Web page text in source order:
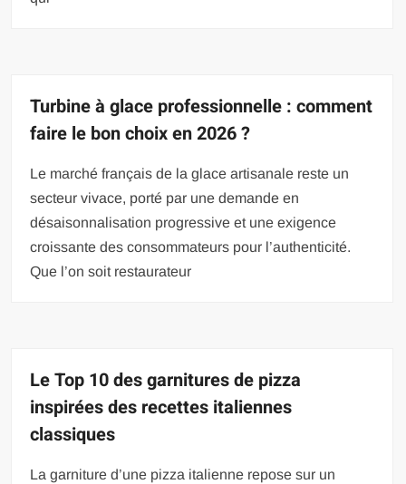
Turbine à glace professionnelle : comment
faire le bon choix en 2026 ?
Le marché français de la glace artisanale reste un
secteur vivace, porté par une demande en
désaisonnalisation progressive et une exigence
croissante des consommateurs pour l’authenticité.
Que l’on soit restaurateur
Le Top 10 des garnitures de pizza
inspirées des recettes italiennes
classiques
La garniture d’une pizza italienne repose sur un